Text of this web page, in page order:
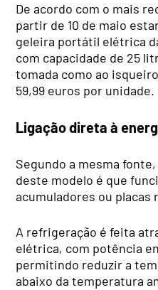
De acordo com o mais
partir de 10 de maio
geleira portátil elétrica
com capacidade de 25
tomada como ao
59,99 euros por unidade.
Ligação direta à
Segundo a mesma
deste modelo é que
acumuladores ou
A refrigeração é feita
elétrica, com potência
permitindo reduzir a
abaixo da temperatura